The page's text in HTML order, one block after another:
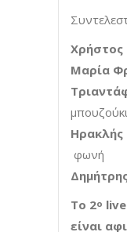
Μαρία
Ηρακλής
φωνή
Το 2ο live
είναι